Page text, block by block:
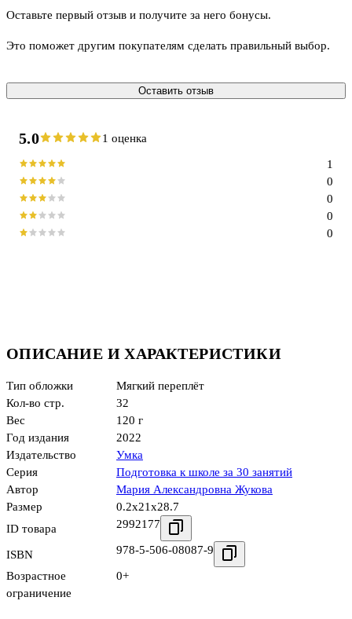
ОПИСАНИЕ И ХАРАКТЕРИСТИКИ
Тип обложки
Мягкий переплёт
Кол-во стр.
32
Вес
120 г
Год издания
2022
Издательство
Умка
Серия
Подготовка к школе за 30 занятий
Автор
Мария Александровна Жукова
Размер
0.2x21x28.7
ID товара
2992177
ISBN 978-5-506-08087-9
Возрастное
ограничение
0+
Оставьте первый отзыв и получите за него бонусы.
Это поможет другим покупателям сделать правильный выбор.
Оставить отзыв
5.0 1 оценка
0
0
0
0
1